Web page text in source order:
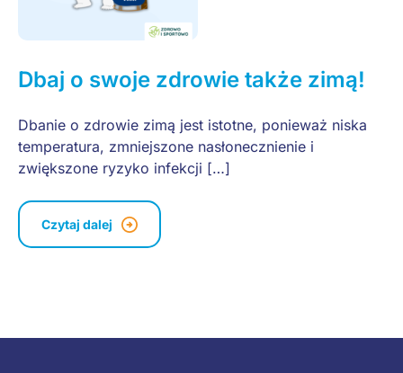
Dbaj o swoje zdrowie także zimą!
Dbanie o zdrowie zimą jest istotne, ponieważ niska
temperatura, zmniejszone nasłonecznienie i
zwiększone ryzyko infekcji […]
Czytaj dalej